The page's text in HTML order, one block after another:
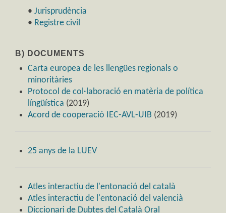
• Jurisprudència
• Registre civil
B) DOCUMENTS
Carta europea de les llengües regionals o
minoritàries
Protocol de col·laboració en matèria de política
língüística (2019)
Acord de cooperació IEC-AVL-UIB (2019)
25 anys de la LUEV
Atles interactiu de l'entonació del català
Atles interactiu de l'entonació del valencià
Diccionari de Dubtes del Català Oral